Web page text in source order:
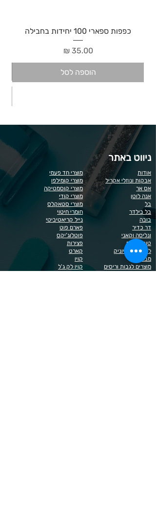
כפפות ספארי 100 יחידות בחבילה
מחיר‏35.00 ‏₪
הוספה לסל
ניווט באתר
מוצרי חד פעמי
מוצרי קומילפו
מוצרי קוסמטיקה
מוצרי קודי
מוצרי סטאקלס
חומרי חיטוי
נייל קריאטיביטי
פארם פוט
פוטלוג'יקס
פצירות
קארט
קויו
קויו לק ג'ל
אודות
אבקות ונוזלי אקריל
אס אר
אנה לוטן
בל
בל בילדר
בובה
דר כדיר
ונליסה וקאני
טופ / בייס
לק רגיל לה יוניק
מבצעים
מוצרים לגבות וריסים